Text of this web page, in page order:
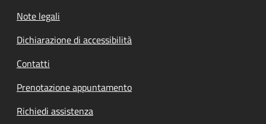
Note legali
Dichiarazione di accessibilità
Contatti
Prenotazione appuntamento
Richiedi assistenza